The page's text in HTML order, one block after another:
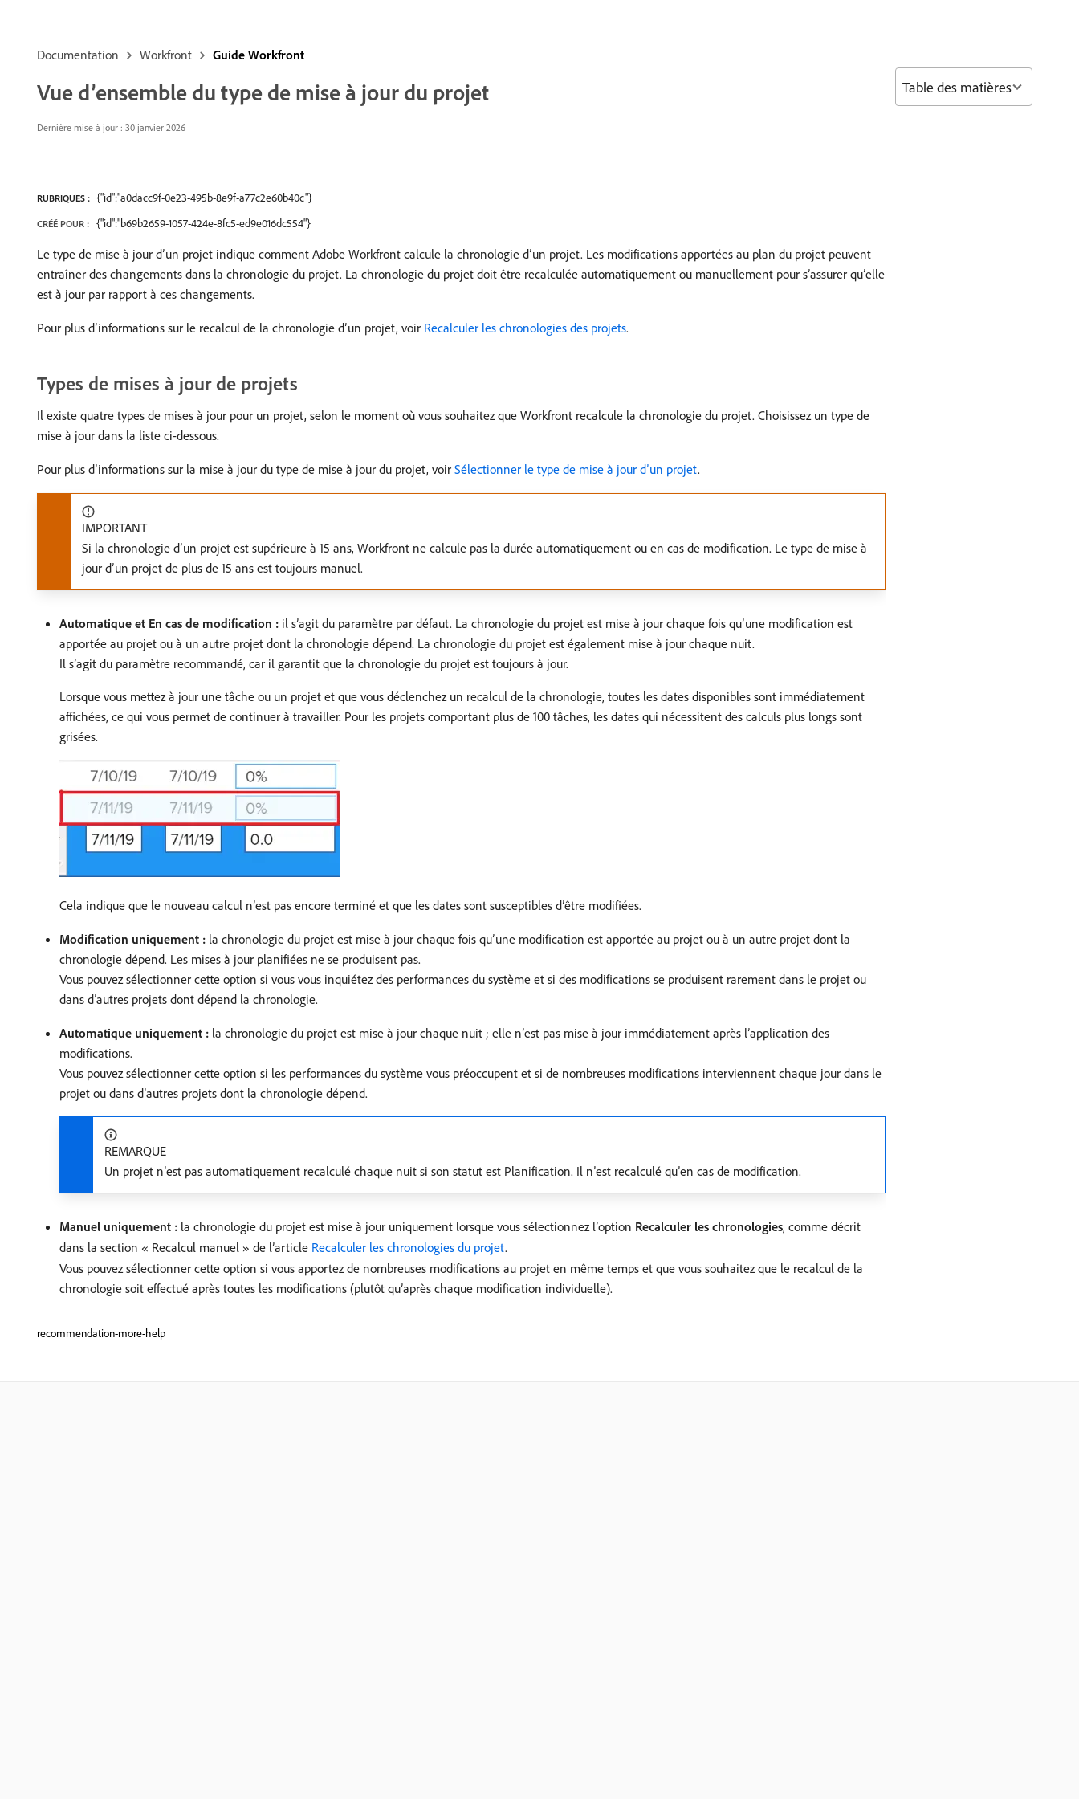
Documentation Workfront Guide Workfront
Vue d’ensemble du type de mise à jour du projet
Dernière mise à jour : 30 janvier 2026
RUBRIQUES : {"id":"a0dacc9f-0e23-495b-8e9f-a77c2e60b40c"}
CRÉÉ POUR : {"id":"b69b2659-1057-424e-8fc5-ed9e016dc554"}
Le type de mise à jour d’un projet indique comment Adobe Workfront calcule la chronologie d’un projet. Les modifications apportées au plan du projet peuvent
entraîner des changements dans la chronologie du projet. La chronologie du projet doit être recalculée automatiquement ou manuellement pour s’assurer qu’elle
est à jour par rapport à ces changements.
Pour plus d’informations sur le recalcul de la chronologie d’un projet, voir Recalculer les chronologies des projets.
Types de mises à jour de projets
Il existe quatre types de mises à jour pour un projet, selon le moment où vous souhaitez que Workfront recalcule la chronologie du projet. Choisissez un type de
mise à jour dans la liste ci-dessous.
Pour plus d’informations sur la mise à jour du type de mise à jour du projet, voir Sélectionner le type de mise à jour d’un projet.
IMPORTANT
Si la chronologie d’un projet est supérieure à 15 ans, Workfront ne calcule pas la durée automatiquement ou en cas de modification. Le type de mise à
jour d’un projet de plus de 15 ans est toujours manuel.
Automatique et En cas de modification : il s’agit du paramètre par défaut. La chronologie du projet est mise à jour chaque fois qu’une modification est
apportée au projet ou à un autre projet dont la chronologie dépend. La chronologie du projet est également mise à jour chaque nuit.
Il s’agit du paramètre recommandé, car il garantit que la chronologie du projet est toujours à jour.
Lorsque vous mettez à jour une tâche ou un projet et que vous déclenchez un recalcul de la chronologie, toutes les dates disponibles sont immédiatement
affichées, ce qui vous permet de continuer à travailler. Pour les projets comportant plus de 100 tâches, les dates qui nécessitent des calculs plus longs sont
grisées.
Cela indique que le nouveau calcul n’est pas encore terminé et que les dates sont susceptibles d’être modifiées.
Modification uniquement : la chronologie du projet est mise à jour chaque fois qu’une modification est apportée au projet ou à un autre projet dont la
chronologie dépend. Les mises à jour planifiées ne se produisent pas.
Vous pouvez sélectionner cette option si vous vous inquiétez des performances du système et si des modifications se produisent rarement dans le projet ou
dans d’autres projets dont dépend la chronologie.
Automatique uniquement : la chronologie du projet est mise à jour chaque nuit ; elle n’est pas mise à jour immédiatement après l’application des
modifications.
Vous pouvez sélectionner cette option si les performances du système vous préoccupent et si de nombreuses modifications interviennent chaque jour dans le
projet ou dans d’autres projets dont la chronologie dépend.
REMARQUE
Un projet n’est pas automatiquement recalculé chaque nuit si son statut est Planification. Il n’est recalculé qu’en cas de modification.
Manuel uniquement : la chronologie du projet est mise à jour uniquement lorsque vous sélectionnez l’option Recalculer les chronologies, comme décrit
dans la section « Recalcul manuel » de l’article Recalculer les chronologies du projet.
Vous pouvez sélectionner cette option si vous apportez de nombreuses modifications au projet en même temps et que vous souhaitez que le recalcul de la
chronologie soit effectué après toutes les modifications (plutôt qu’après chaque modification individuelle).
recommendation-more-help
Table des matières